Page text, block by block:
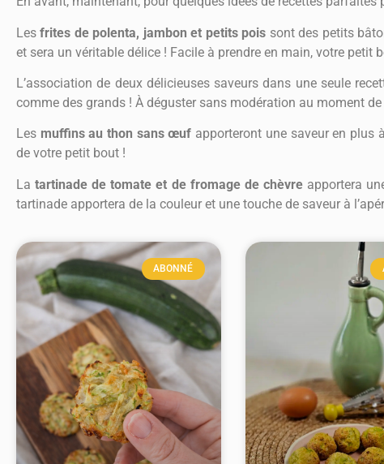
Lesfrites de polenta, jambon et petits pois sont des petits
et sera un véritable délice ! Facile à prendre en main, votre petit
L’association de deux délicieuses saveurs dans une seule
comme des grands ! À déguster sans modération au moment de
Les muffins au thon sans œuf apporteront une saveur en plus
de votre petit bout !
Latartinade de tomate et de fromage de chèvreapportera
tartinade apportera de la couleur et une touche de saveur à
ABONNÉ